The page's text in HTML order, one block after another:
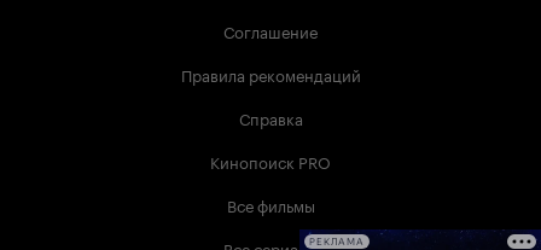
Соглашение
Правила рекомендаций
Справка
Кинопоиск PRO
Все фильмы
РЕКЛАМА